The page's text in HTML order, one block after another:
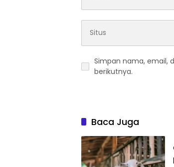
Simpan nama, email,
berikutnya.
Baca Juga